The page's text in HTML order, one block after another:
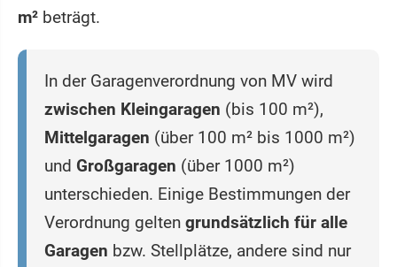
m² beträgt.
In der Garagenverordnung von MV wird
zwischen Kleingaragen (bis 100 m²),
Mittelgaragen (über 100 m² bis 1000 m²)
und Großgaragen (über 1000 m²)
unterschieden. Einige Bestimmungen der
Verordnung gelten grundsätzlich für alle
Garagen bzw. Stellplätze, andere sind nur